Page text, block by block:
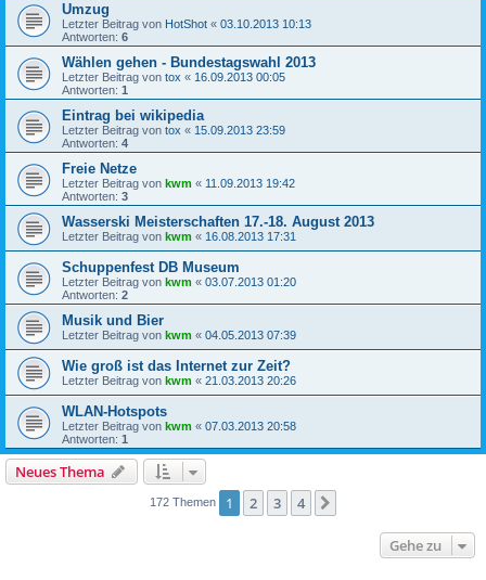
Umzug
Letzter Beitrag von HotShot « 03.10.2013 10:13
Antworten: 6
Wählen gehen - Bundestagswahl 2013
Letzter Beitrag von tox « 16.09.2013 00:05
Antworten: 1
Eintrag bei wikipedia
Letzter Beitrag von tox « 15.09.2013 23:59
Antworten: 4
Freie Netze
Letzter Beitrag von kwm « 11.09.2013 19:42
Antworten: 3
Wasserski Meisterschaften 17.-18. August 2013
Letzter Beitrag von kwm « 16.08.2013 17:31
Schuppenfest DB Museum
Letzter Beitrag von kwm « 03.07.2013 01:20
Antworten: 2
Musik und Bier
Letzter Beitrag von kwm « 04.05.2013 07:39
Wie groß ist das Internet zur Zeit?
Letzter Beitrag von kwm « 21.03.2013 20:26
WLAN-Hotspots
Letzter Beitrag von kwm « 07.03.2013 20:58
Antworten: 1
Neues Thema
172 Themen 1 2 3 4
Gehe zu